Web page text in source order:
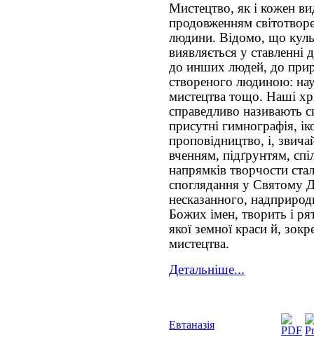
Мистецтво, як і кожен
продовженням
людини. Відомо, що
виявляється у
до инших людей, до
створеного людиною:
мистецтва тощо. Наші
справедливо називають
присутні гимнографія,
проповідництво, і,
вченням, підґрунтям,
напрямків творчости
споглядання у Святому
несказанного,
Божих імен, творить і
якої земної краси й,
мистецтва.
Детальніше...
Евтаназія